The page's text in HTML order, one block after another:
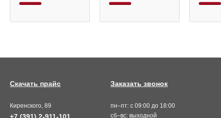
Киренского, 89
пн–пт: с 09:00 до 18:00
сб–вс: выходной
Заказать звонок
Скачать прайс